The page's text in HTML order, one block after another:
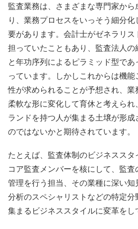
監査業務は、さまざまな専門家か
り、業務プロセスをいっそう細分
要があります。会計士がゼネラリス
担っていたこともあり、監査法人の
と年功序列によるピラミッド型で
っています。しかしこれからは機能
性が求められることが予想され、業
柔軟な形に変化して育休と考えら
ランドを持つ人が集まる土壌が形成
のではないかと期待されています。
たとえば、監査体制のビジネススタ
コア監査メンバーを核にして、監
管理を行う担当、その業種に深い知
分析のスペシャリストなどの特定
集まるビジネススタイルに変革をし